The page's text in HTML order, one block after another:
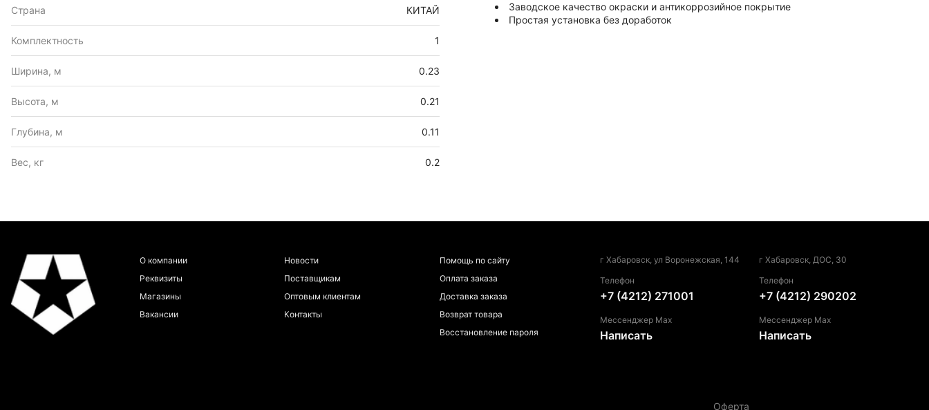
Страна КИТАЙ
Комплектность 1
Ширина, м 0.23
Высота, м 0.21
Глубина, м 0.11
Вес, кг 0.2
Заводское качество окраски и антикоррозийное покрытие
Простая установка без доработок
О компании
Реквизиты
Магазины
Вакансии
Новости
Поставщикам
Оптовым клиентам
Контакты
Помощь по сайту
Оплата заказа
Доставка заказа
Возврат товара
Восстановление пароля
г Хабаровск, ул Воронежская, 144
Телефон
+7 (4212) 271001
Мессенджер Max
Написать
г Хабаровск, ДОС, 30
Телефон
+7 (4212) 290202
Мессенджер Max
Написать
Оферта